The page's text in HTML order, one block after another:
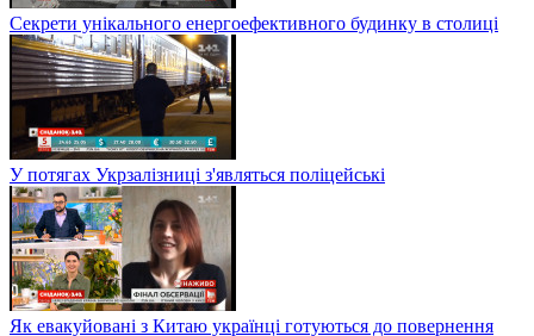
Секрети унікального енергоефективного будинку в столиці
У потягах Укрзалізниці з'являться поліцейські
Як евакуйовані з Китаю українці готуються до повернення